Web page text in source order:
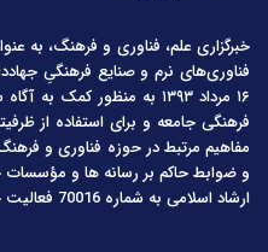
خبرگزاری علم، فناوری و فرهنگ، به
فناوری‌های نرم و صنایع فرهنگیِ
۱۶ مرداد ۱۳۹۳ به منظور
فرهنگی جامعه و برای استفاده از
مفاهیم مرتبط در حوزه فناوری و
و ضوابط حاکم بر رسانه ها و
ارشاد اسلامی به شماره 70016 فعالیت خود را آغاز کرده است.